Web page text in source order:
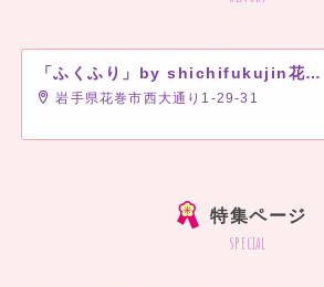
「ふくふり」by shichifukujin花巻店
岩手県花巻市西大通り1-29-31
特集ページ
special